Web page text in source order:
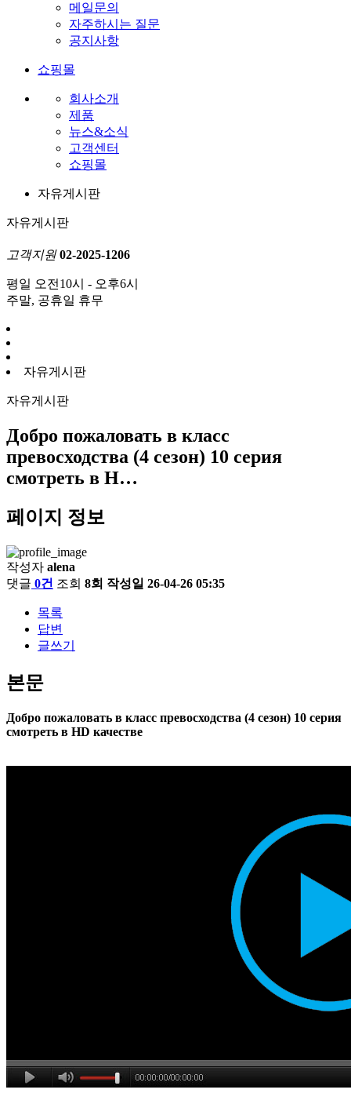
메일문의
자주하시는 질문
공지사항
쇼핑몰
회사소개
제품
뉴스&소식
고객센터
쇼핑몰
자유게시판
자유게시판
고객지원 02-2025-1206
평일 오전10시 - 오후6시
주말, 공휴일 휴무
자유게시판
자유게시판
Добро пожаловать в класс
превосходства (4 сезон) 10 серия
смотреть в H…
페이지 정보
작성자 alena
댓글 0건 조회 8회 작성일 26-04-26 05:35
목록
답변
글쓰기
본문
Добро пожаловать в класс превосходства (4 сезон) 10 серия
смотреть в HD качестве